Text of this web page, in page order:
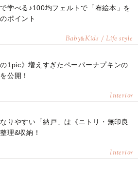
学べる♪100均フェルトで「布絵本」を
ポイント
Baby&Kids / Life style
の1pic》増えすぎたペーパーナプキンの
公開！
Interior
りやすい「納戸」は《ニトリ・無印良
理&収納！
Interior